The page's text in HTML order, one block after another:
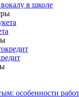
в школе